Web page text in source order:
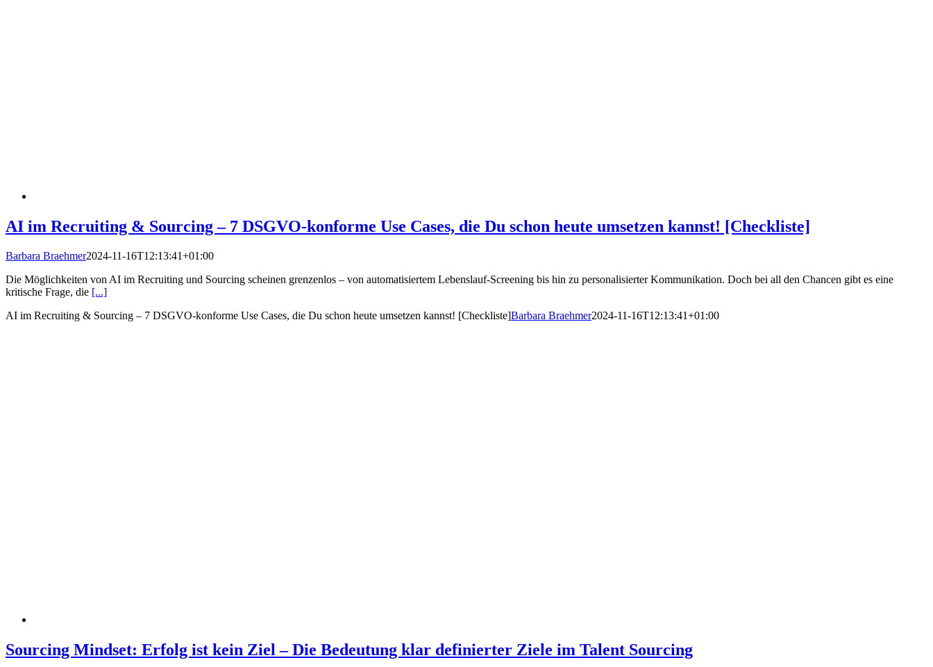
AI im Recruiting & Sourcing – 7 DSGVO-konforme Use Cases, die Du schon heute umsetzen kannst! [Checkliste]
Barbara Braehmer2024-11-16T12:13:41+01:00
Die Möglichkeiten von AI im Recruiting und Sourcing scheinen grenzenlos – von automatisiertem Lebenslauf-Screening bis hin zu personalisierter Kommunikation. Doch bei all den Chancen gibt es eine
kritische Frage, die [...]
AI im Recruiting & Sourcing – 7 DSGVO-konforme Use Cases, die Du schon heute umsetzen kannst! [Checkliste]Barbara Braehmer2024-11-16T12:13:41+01:00
Sourcing Mindset: Erfolg ist kein Ziel – Die Bedeutung klar definierter Ziele im Talent Sourcing